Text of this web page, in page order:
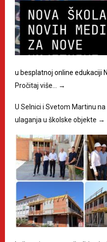
u besplatnoj online edukaciji
Pročitaj više… →
U Selnici i Svetom Martinu
ulaganja u školske objekte →